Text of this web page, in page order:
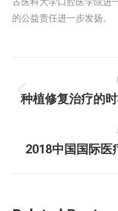
的公益责任进一步发扬。
章
航
种植修复治疗的
2018中国国际医